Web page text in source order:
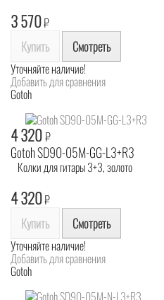
3 570₽
Купить Смотреть
Уточняйте наличие!
Добавить для сравнения
Gotoh
4 320₽
Gotoh SD90-05M-GG-L3+R3
Колки для гитары 3+3, золото
4 320₽
Купить Смотреть
Уточняйте наличие!
Добавить для сравнения
Gotoh